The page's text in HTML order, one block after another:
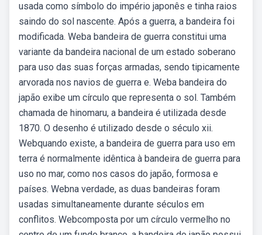
usada como símbolo do império japonês e tinha raios
saindo do sol nascente. Após a guerra, a bandeira foi
modificada. Weba bandeira de guerra constitui uma
variante da bandeira nacional de um estado soberano
para uso das suas forças armadas, sendo tipicamente
arvorada nos navios de guerra e. Weba bandeira do
japão exibe um círculo que representa o sol. Também
chamada de hinomaru, a bandeira é utilizada desde
1870. O desenho é utilizado desde o século xii.
Webquando existe, a bandeira de guerra para uso em
terra é normalmente idêntica à bandeira de guerra para
uso no mar, como nos casos do japão, formosa e
países. Webna verdade, as duas bandeiras foram
usadas simultaneamente durante séculos em
conflitos. Webcomposta por um círculo vermelho no